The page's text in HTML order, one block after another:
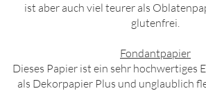
ist aber auch viel teurer als
glutenfrei.
Fondantpapier
Dieses Papier ist ein sehr hochwertiges
als Dekorpapier Plus und unglaublich